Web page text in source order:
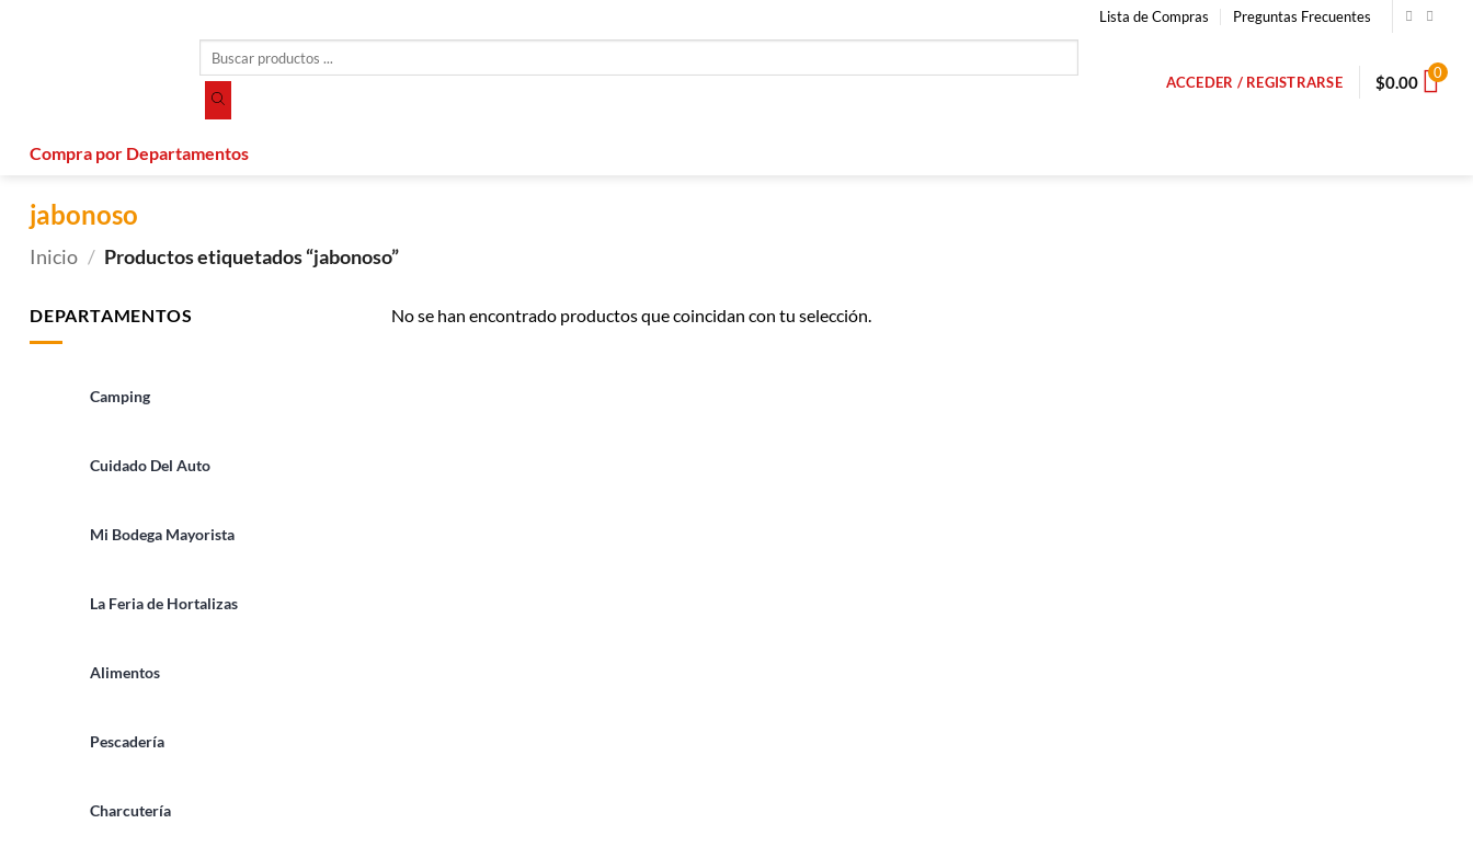
Lista de Compras Preguntas Frecuentes
productos
ACCEDER / REGISTRARSE $0.00 0
Compra por Departamentos
jabonoso
Inicio / Productos etiquetados “jabonoso”
DEPARTAMENTOS
Camping
Cuidado Del Auto
Mi Bodega Mayorista
La Feria de Hortalizas
Alimentos
Pescadería
Charcutería
No se han encontrado productos que coincidan con tu selección.